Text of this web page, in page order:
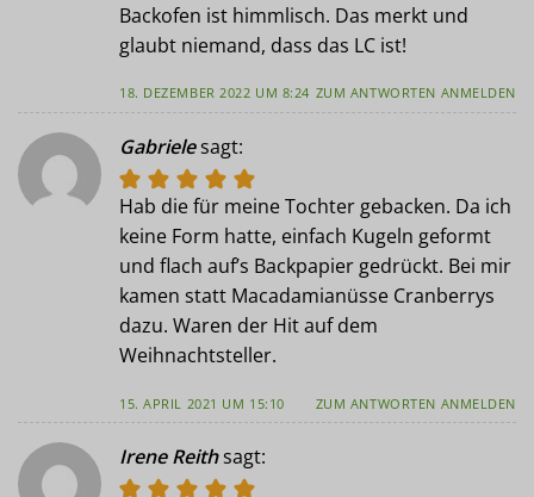
Backofen ist himmlisch. Das merkt und
glaubt niemand, dass das LC ist!
18. DEZEMBER 2022 UM 8:24 ZUM ANTWORTEN ANMELDEN
Gabrielesagt:
Hab die für meine Tochter gebacken. Da ich
keine Form hatte, einfach Kugeln geformt
und flach auf’s Backpapier gedrückt. Bei mir
kamen statt Macadamianüsse Cranberrys
dazu. Waren der Hit auf dem
Weihnachtsteller.
15. APRIL 2021 UM 15:10 ZUM ANTWORTEN ANMELDEN
Irene Reithsagt: